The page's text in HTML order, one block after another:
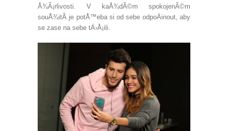
Å¾Ã¡rlivosti. V kaÅ¾dÃ©m spokojenÃ©m
souÅ¾itÃ­ je potÅ™eba si od sebe odpoÄinout, aby
se zase na sebe tÄ›Å¡ili.